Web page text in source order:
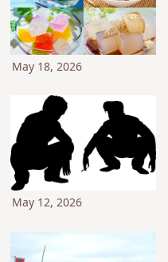
May 18, 2026
May 12, 2026